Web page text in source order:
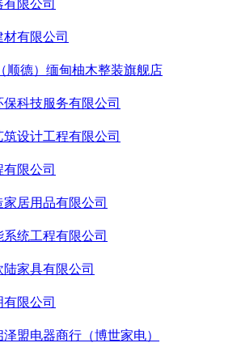
限公司
有限公司
顺德）缅甸柚木整装旗舰店
科技服务有限公司
设计工程有限公司
限公司
居用品有限公司
统工程有限公司
家具有限公司
限公司
盟电器商行（博世家电）